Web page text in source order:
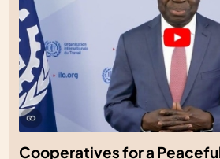
Cooperatives for a